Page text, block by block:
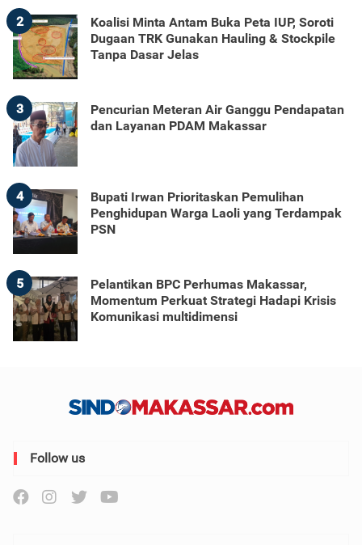
2
Koalisi Minta Antam Buka Peta IUP, Soroti
Dugaan TRK Gunakan Hauling & Stockpile
Tanpa Dasar Jelas
3
Pencurian Meteran Air Ganggu Pendapatan
dan Layanan PDAM Makassar
4
Bupati Irwan Prioritaskan Pemulihan
Penghidupan Warga Laoli yang Terdampak
PSN
5
Pelantikan BPC Perhumas Makassar,
Momentum Perkuat Strategi Hadapi Krisis
Komunikasi multidimensi
Follow us